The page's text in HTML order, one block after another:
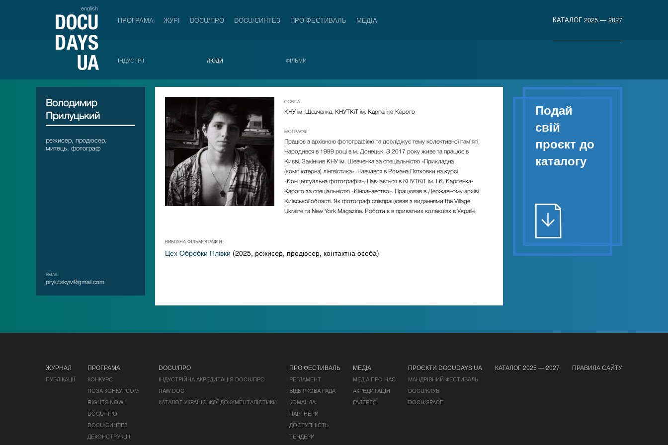
english
ПРОГРАМА ЖУРІ DOCU/ПРО DOCU/СИНТЕЗ ПРО ФЕСТИВАЛЬ МЕДІА КАТАЛОГ 2025 — 2027
ІНДУСТРІЇ ЛЮДИ ФІЛЬМИ
Володимир
Прилуцький
режисер, продюсер,
митець, фотограф
EMAIL
prylutskyiv@gmail.com
ОСВІТА
КНУ ім. Шевченка, КНУТКіТ ім. Карпенка-Карого
БІОГРАФІЯ
Працює з архівною фотографією та досліджує тему колективної памʼяті.
Народився в 1999 році в м. Донецьк. З 2017 року живе та працює в
Києві. Закінчив КНУ ім. Шевченка за спеціальністю «Прикладна
(компʼютерна) лінгвістика». Навчався в Романа Пятковки на курсі
«Концептуальна фотографія». Навчається в КНУТКіТ ім. І.К. Карпенка-
Карого за спеціальністю «Кінознавство». Працював в Державному архіві
Київської області. Як фотограф співпрацював з виданнями the Village
Ukraine та New York Magazine. Роботи є в приватних колекціях в Україні.
ВИБРАНА ФІЛЬМОГРАФІЯ:
Цех Обробки Плівки (2025, режисер, продюсер, контактна особа)
Подай
свій
проєкт до
каталогу
ЖУРНАЛ
ПУБЛІКАЦІЇ
ПРОГРАМА
КОНКУРС
ПОЗА КОНКУРСОМ
RIGHTS NOW!
DOCU/ПРО
DOCU/СИНТЕЗ
ДЕКОНСТРУКЦІЇ
DOCU/ПРО
ІНДУСТРІЙНА АКРЕДИТАЦІЯ DOCU/ПРО
RAW DOC
КАТАЛОГ УКРАЇНСЬКОЇ ДОКУМЕНТАЛІСТИКИ
ПРО ФЕСТИВАЛЬ
РЕГЛАМЕНТ
ВІДБІРКОВА РАДА
КОМАНДА
ПАРТНЕРИ
ДОСТУПНІСТЬ
ТЕНДЕРИ
МЕДІА
МЕДІА ПРО НАС
АКРЕДИТАЦІЯ
ГАЛЕРЕЯ
ПРОЄКТИ DOCUDAYS UA
МАНДРІВНИЙ ФЕСТИВАЛЬ
DOCU/КЛУБ
DOCU/SPACE
КАТАЛОГ 2025 — 2027 ПРАВИЛА САЙТУ